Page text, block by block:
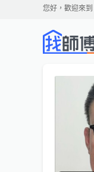
您好，歡迎來到